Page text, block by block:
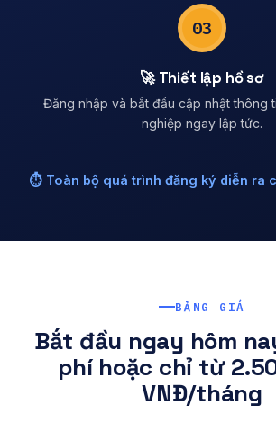
03
🚀 Thiết lập hồ sơ
Đăng nhập và bắt đầu cập nhật thông
nghiệp ngay lập tức.
⏱️ Toàn bộ quá trình đăng ký diễn ra
BẢNG GIÁ
Bắt đầu ngay hôm
phí hoặc chỉ từ
VNĐ/tháng